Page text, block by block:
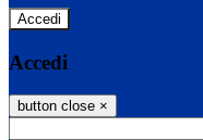
Accedi
Accedi
button close ×